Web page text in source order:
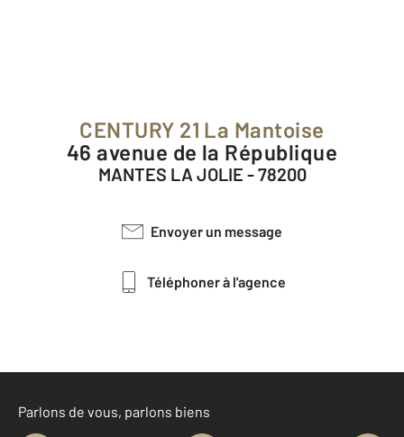
CENTURY 21 La Mantoise
46 avenue de la République
MANTES LA JOLIE - 78200
Envoyer un message
Téléphoner à l'agence
Parlons de vous, parlons biens